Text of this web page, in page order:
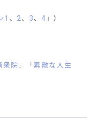
1 、 2、 3、 4 」）
衆院 」「素敵な人生